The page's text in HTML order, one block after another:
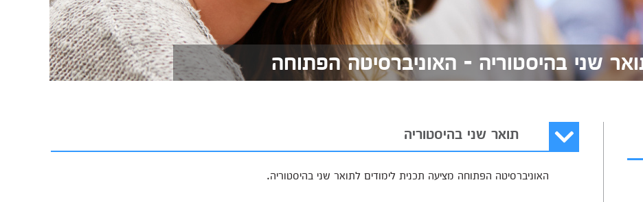
שני בהיסטוריה - האוניברסיטה הפתוחה
תואר שני בהיסטוריה
האוניברסיטה הפתוחה מציעה תכנית לימודים לתואר שני בהיסטוריה.